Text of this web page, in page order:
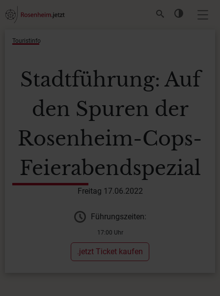
Touristinfo
Stadtführung: Auf
den Spuren der
Rosenheim-Cops-
Feierabendspezial
Freitag 17.06.2022
Führungszeiten:
17:00 Uhr
.jetzt Ticket kaufen